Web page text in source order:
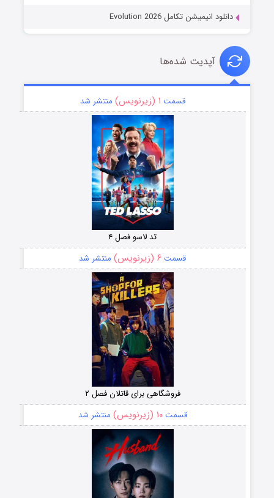
دانلود انیمیشن تکامل Evolution 2026
آپدیت شده‌ها
قسمت ۱ (زیرنویس) منتشر شد
تد لاسو فصل ۴
قسمت ۶ (زیرنویس) منتشر شد
فروشگاهی برای قاتلان فصل ۲
قسمت۱۰ (زیرنویس) منتشر شد